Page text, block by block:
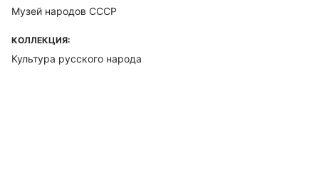
Музей народов СССР
КОЛЛЕКЦИЯ:
Культура русского народа